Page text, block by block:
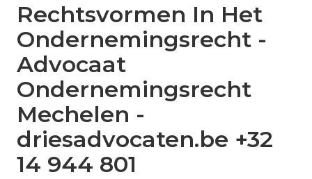
Rechtsvormen In Het
Ondernemingsrecht -
Advocaat
Ondernemingsrecht
Mechelen -
driesadvocaten.be +32
14 944 801